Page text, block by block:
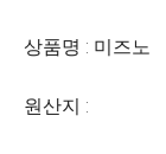
상품명 : 미즈노
원산지 :